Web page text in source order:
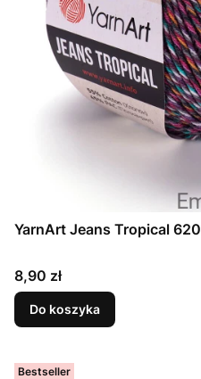
YarnArt Jeans Tropical 620
Cena
8,90 zł
Do koszyka
Bestseller